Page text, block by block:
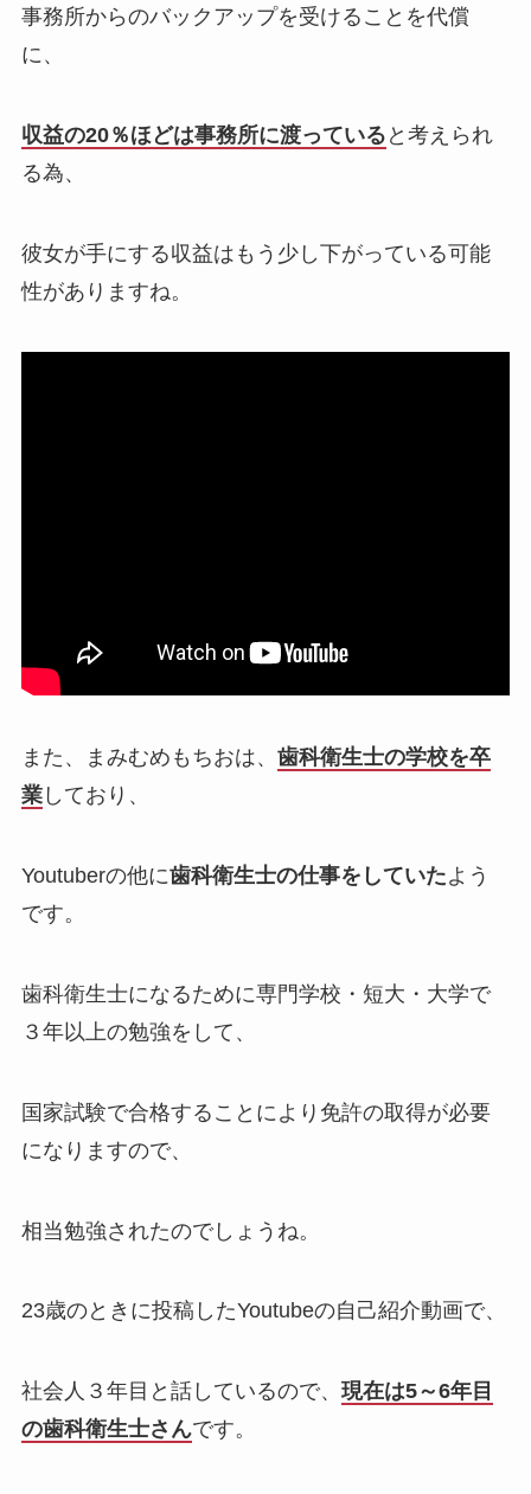
事務所からのバックアップを受けることを代償
に、
収益の20％ほどは事務所に渡っている と考えられ
る為、
彼女が手にする収益はもう少し下がっている可能
性がありますね。
また、まみむめもちおは、 歯科衛生士の学校を卒
業しており、
Youtuberの他に歯科衛生士の仕事をしていたよう
です。
歯科衛生士になるために専門学校・短大・大学で
３年以上の勉強をして、
国家試験で合格することにより免許の取得が必要
になりますので、
相当勉強されたのでしょうね。
23歳のときに投稿したYoutubeの自己紹介動画で、
社会人３年目と話しているので、 現在は5～6年目
の歯科衛生士さんです。